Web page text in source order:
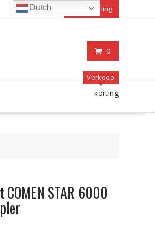
Mijn rekening
0
Verkoop
korting
STAR 6000
Dutch